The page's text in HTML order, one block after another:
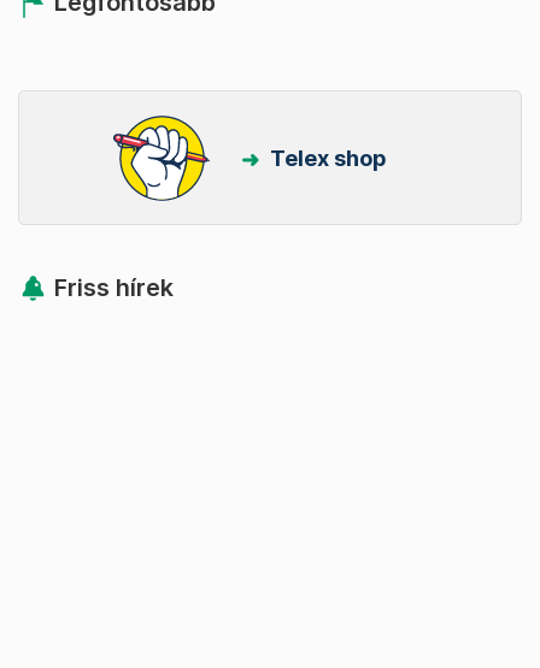
Telex shop
Friss hírek